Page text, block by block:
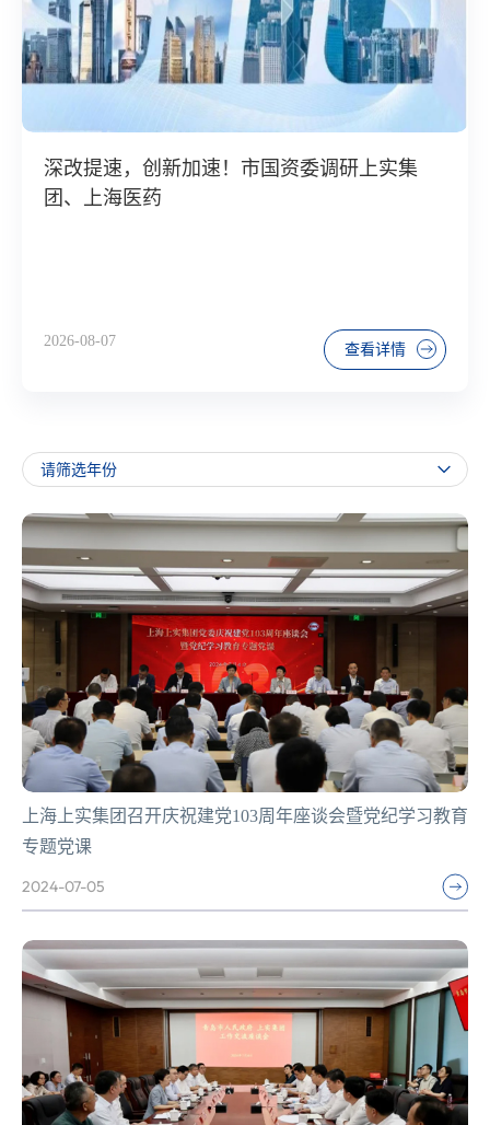
深改提速，创新加速！市国资委调研上实集
团、上海医药
2026-08-07
查看详情
上海上实集团召开庆祝建党103周年座谈会暨党纪学习教育
专题党课
2024-07-05